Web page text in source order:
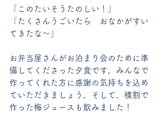
「このたいそうたのしい！」
「たくさんうごいたら　おなかがすい
てきたな～」
お弁当屋さんがお泊まり会のために準
備してくださった夕食です。みんなで
作ってくれた方に感謝の気持ちを込め
ていただきましょう。そして、横割で
作った梅ジュースも飲みました！